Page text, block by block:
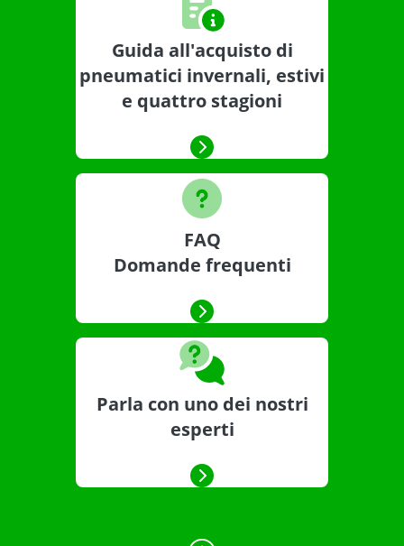
Guida all'acquisto di
pneumatici invernali, estivi
e quattro stagioni
FAQ
Domande frequenti
Parla con uno dei nostri
esperti